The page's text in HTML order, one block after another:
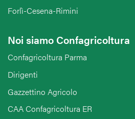
Forlì-Cesena-Rimini
Noi siamo Confagricoltura
Confagricoltura Parma
Dirigenti
Gazzettino Agricolo
CAA Confagricoltura ER